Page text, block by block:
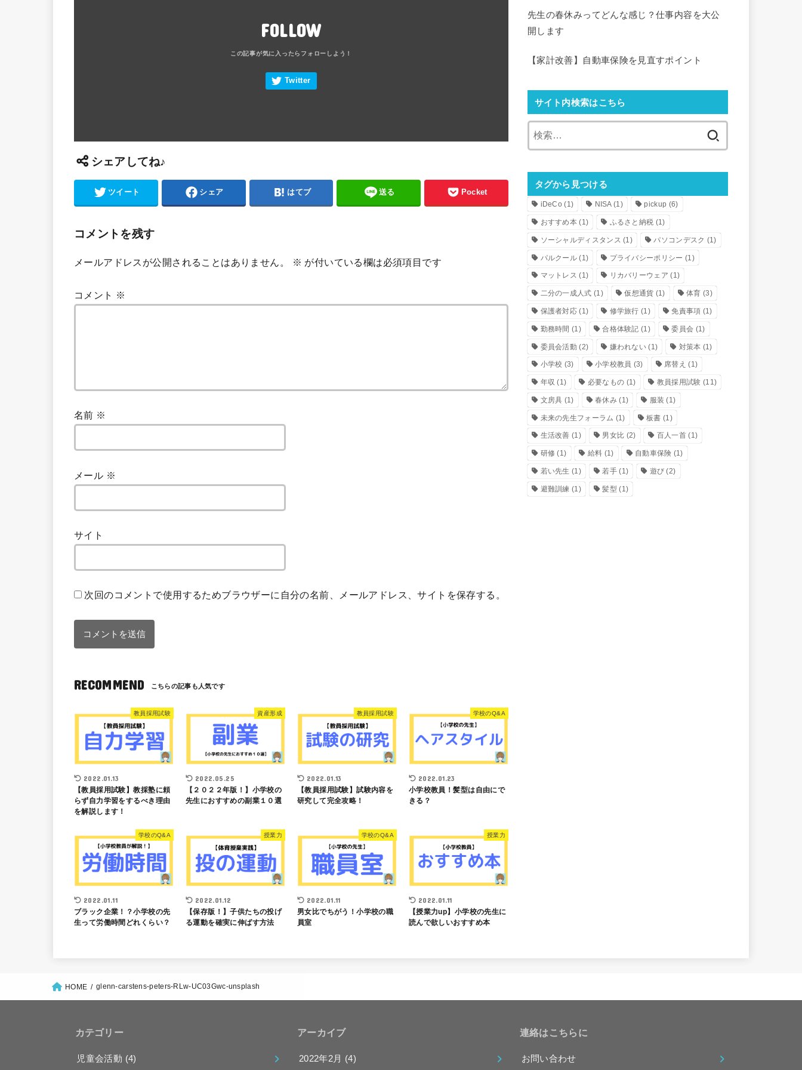
FOLLOW
シェアしてね♪
ツイート シェア はてブ 送る Pocket
コメントを残す
メールアドレスが公開されることはありません。 ※ が付いている欄は必須項目です
コメント ※
名前 ※
メール ※
サイト
次回のコメントで使用するためブラウザーに自分の名前、メールアドレス、サイトを保存する。
RECOMMEND
教員採用試験
2022.01.13
【教員採用試験】教採塾に頼
らず自力学習をするべき理由
を解説します！
資産形成
2022.05.25
【２０２２年版！】小学校の
先生におすすめの副業１０選
教員採用試験
2022.01.13
【教員採用試験】試験内容を
研究して完全攻略！
学校のQ&A
2022.01.23
小学校教員！髪型は自由にで
きる？
学校のQ&A
2022.01.11
ブラック企業！？小学校の先
生って労働時間どれくらい？
授業力
2022.01.12
【保存版！】子供たちの投げ
る運動を確実に伸ばす方法
学校のQ&A
2022.01.11
男女比でちがう！小学校の職
員室
授業力
2022.01.11
【授業力up】小学校の先生に
読んで欲しいおすすめ本
先生の春休みってどんな感じ？仕事内容を大公
開します
【家計改善】自動車保険を見直すポイント
サイト内検索はこちら
タグから見つける
iDeCo (1) NISA(1) pickup (6)
おすすめ本 (1) ふるさと納税 (1)
ソーシャルディスタンス (1) パソコンデスク (1)
パルクール (1) プライバシーポリシー (1)
マットレス (1) リカバリーウェア (1)
二分の一成人式 (1) 仮想通貨 (1) 体育 (3)
保護者対応 (1) 修学旅行 (1) 免責事項 (1)
勤務時間 (1) 合格体験記 (1) 委員会 (1)
委員会活動 (2) 嫌われない (1) 対策本 (1)
小学校 (3) 小学校教員 (3) 席替え (1)
年収 (1) 必要なもの (1) 教員採用試験 (11)
文房具 (1) 春休み(1) 服装 (1)
未来の先生フォーラム (1) 板書 (1)
生活改善 (1) 男女比 (2) 百人一首 (1)
研修 (1) 給料 (1) 自動車保険 (1)
若い先生 (1) 若手(1) 遊び (2)
避難訓練 (1) 髪型 (1)
HOME glenn-carstens-peters-RLw-UC03Gwc-unsplash
カテゴリー
児童会活動 (4)
アーカイブ
2022年2月 (4)
連絡はこちらに
お問い合わせ